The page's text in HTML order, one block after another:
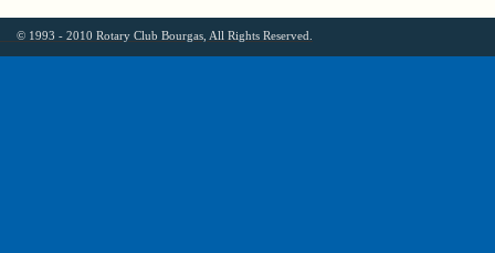
© 1993 - 2010 Rotary Club Bourgas, All Rights Reserved.